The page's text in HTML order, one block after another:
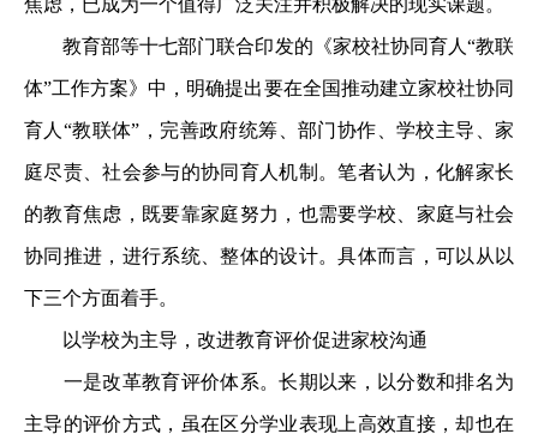
焦虑，已成为一个值得广泛关注并积极解决的现实课题。
教育部等十七部门联合印发的《家校社协同育人“教联
体”工作方案》中，明确提出要在全国推动建立家校社协同
育人“教联体”，完善政府统筹、部门协作、学校主导、家
庭尽责、社会参与的协同育人机制。笔者认为，化解家长
的教育焦虑，既要靠家庭努力，也需要学校、家庭与社会
协同推进，进行系统、整体的设计。具体而言，可以从以
下三个方面着手。
以学校为主导，改进教育评价促进家校沟通
一是改革教育评价体系。长期以来，以分数和排名为
主导的评价方式，虽在区分学业表现上高效直接，却也在